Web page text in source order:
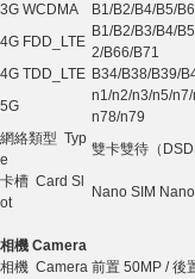
3G WCDMA
B1/B2/B4/B5/
4G FDD_LTE
B1/B2/B3/B4/
2/B66/B71
4G TDD_LTE B34/B38/B39/
5G
n1/n2/n3/n5/
n78/n79
網絡類型 Typ
e
雙卡雙待（
卡槽 Card Sl
ot
Nano SIM
相機 Camera
相機 Camera 前置 50MP / 後